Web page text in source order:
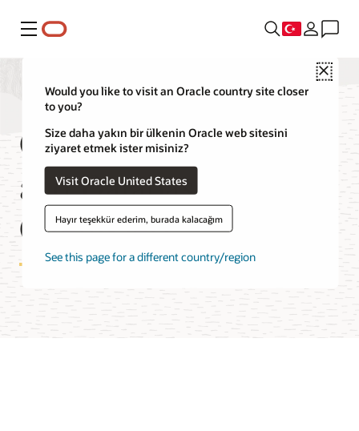
Menü
Close
Would you like to visit an Oracle country site closer
to you?
Size daha yakın bir ülkenin Oracle web sitesini
ziyaret etmek ister misiniz?
Visit Oracle United States
Hayır teşekkür ederim, burada kalacağım
See this page for a different country/region
Oracle Audit Vault
and Database Firewall
Özellikleri